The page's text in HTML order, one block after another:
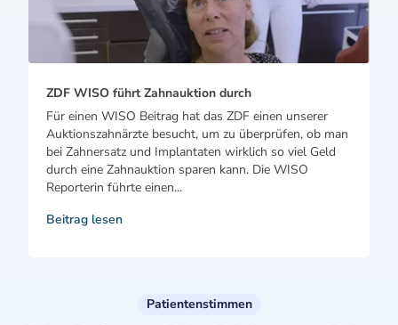
ZDF WISO führt Zahnauktion durch
Für einen WISO Beitrag hat das ZDF einen unserer
Auktionszahnärzte besucht, um zu überprüfen, ob man
bei Zahnersatz und Implantaten wirklich so viel Geld
durch eine Zahnauktion sparen kann. Die WISO
Reporterin führte einen...
Beitrag lesen
Patientenstimmen